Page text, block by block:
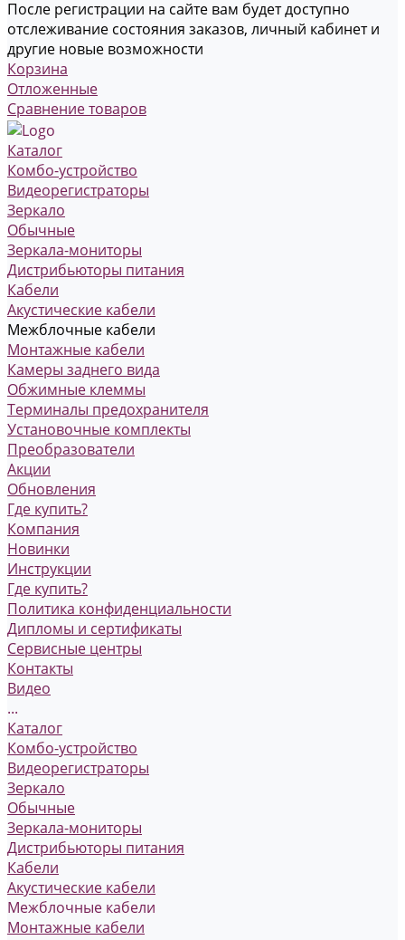
После регистрации на сайте вам будет доступно
отслеживание состояния заказов, личный кабинет и
другие новые возможности
Корзина
Отложенные
Сравнение товаров
Каталог
Комбо-устройство
Видеорегистраторы
Зеркало
Обычные
Зеркала-мониторы
Дистрибьюторы питания
Кабели
Акустические кабели
Межблочные кабели
Монтажные кабели
Камеры заднего вида
Обжимные клеммы
Терминалы предохранителя
Установочные комплекты
Преобразователи
Акции
Обновления
Где купить?
Компания
Новинки
Инструкции
Где купить?
Политика конфиденциальности
Дипломы и сертификаты
Сервисные центры
Контакты
Видео
...
Каталог
Комбо-устройство
Видеорегистраторы
Зеркало
Обычные
Зеркала-мониторы
Дистрибьюторы питания
Кабели
Акустические кабели
Межблочные кабели
Монтажные кабели